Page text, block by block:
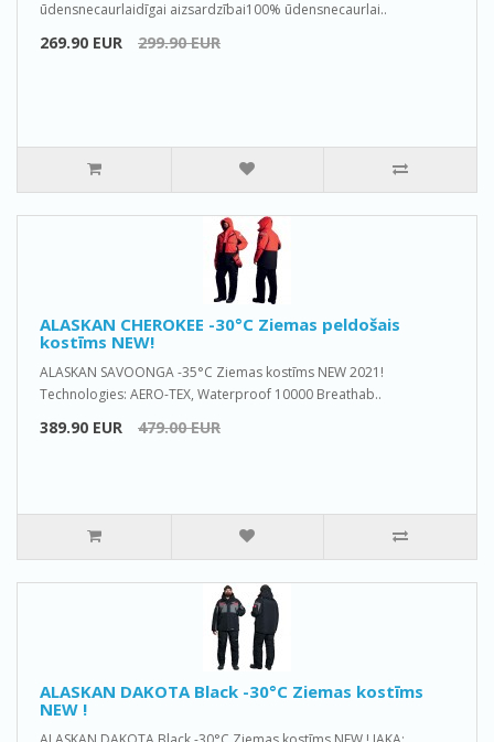
ūdensnecaurlaidīgai aizsardzībai100% ūdensnecaurlai..
269.90 EUR 299.90 EUR
ALASKAN CHEROKEE -30°C Ziemas peldošais
kostīms NEW!
ALASKAN SAVOONGA -35°C Ziemas kostīms NEW 2021!
Technologies: AERO-TEX, Waterproof 10000 Breathab..
389.90 EUR 479.00 EUR
ALASKAN DAKOTA Black -30°C Ziemas kostīms
NEW !